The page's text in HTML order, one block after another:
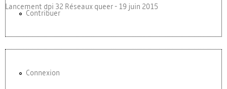
Lancement dpi 32 Réseaux queer - 19 juin 2015
Contribuer
Connexion